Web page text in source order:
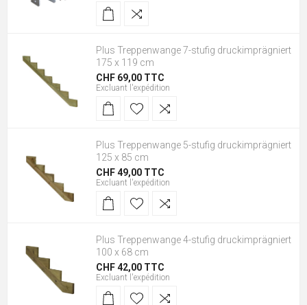
Plus Treppenwange 7-stufig druckimprägniert
175 x 119 cm
CHF 69,00 TTC
Excluant l'expédition
Plus Treppenwange 5-stufig druckimprägniert
125 x 85 cm
CHF 49,00 TTC
Excluant l'expédition
Plus Treppenwange 4-stufig druckimprägniert
100 x 68 cm
CHF 42,00 TTC
Excluant l'expédition